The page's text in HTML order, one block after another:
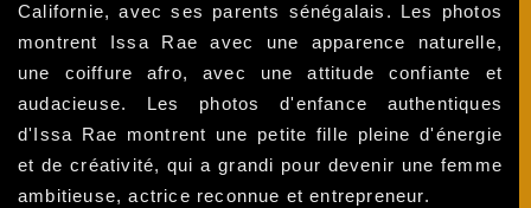
Californie, avec ses parents sénégalais. Les photos
montrent Issa Rae avec une apparence naturelle,
une coiffure afro, avec une attitude confiante et
audacieuse. Les photos d'enfance authentiques
d'Issa Rae montrent une petite fille pleine d'énergie
et de créativité, qui a grandi pour devenir une femme
ambitieuse, actrice reconnue et entrepreneur.